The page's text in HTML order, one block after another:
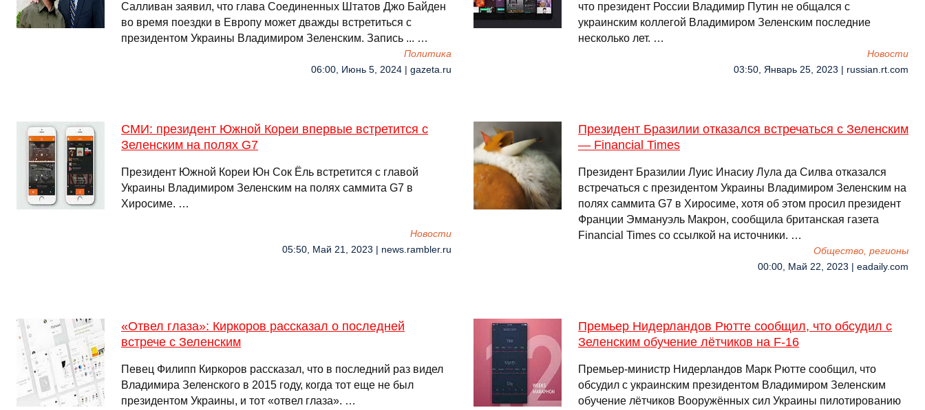
Салливан заявил, что глава Соединенных Штатов Джо Байден
во время поездки в Европу может дважды встретиться с
президентом Украины Владимиром Зеленским. Запись ... …
Политика
06:00, Июнь 5, 2024 | gazeta.ru
что президент России Владимир Путин не общался с
украинским коллегой Владимиром Зеленским последние
несколько лет. …
Новости
03:50, Январь 25, 2023 | russian.rt.com
СМИ: президент Южной Кореи впервые встретится с
Зеленским на полях G7
Президент Южной Кореи Юн Сок Ёль встретится с главой
Украины Владимиром Зеленским на полях саммита G7 в
Хиросиме. …
Новости
05:50, Май 21, 2023 | news.rambler.ru
Президент Бразилии отказался встречаться с Зеленским
— Financial Times
Президент Бразилии Луис Инасиу Лула да Силва отказался
встречаться с президентом Украины Владимиром Зеленским на
полях саммита G7 в Хиросиме, хотя об этом просил президент
Франции Эммануэль Макрон, сообщила британская газета
Financial Times со ссылкой на источники. …
Общество, регионы
00:00, Май 22, 2023 | eadaily.com
«Отвел глаза»: Киркоров рассказал о последней
встрече с Зеленским
Певец Филипп Киркоров рассказал, что в последний раз видел
Владимира Зеленского в 2015 году, когда тот еще не был
президентом Украины, и тот «отвел глаза». …
Премьер Нидерландов Рютте сообщил, что обсудил с
Зеленским обучение лётчиков на F-16
Премьер-министр Нидерландов Марк Рютте сообщил, что
обсудил с украинским президентом Владимиром Зеленским
обучение лётчиков Вооружённых сил Украины пилотированию